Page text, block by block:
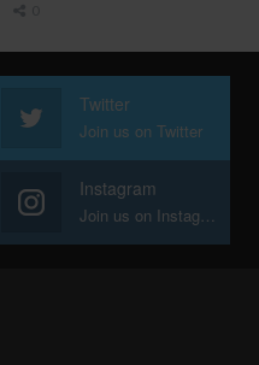
Twitter
Join us on Twitter
Instagram
Join us on Instagram